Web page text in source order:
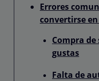
Errores
convertirse
Compra de
gustas
Falta de